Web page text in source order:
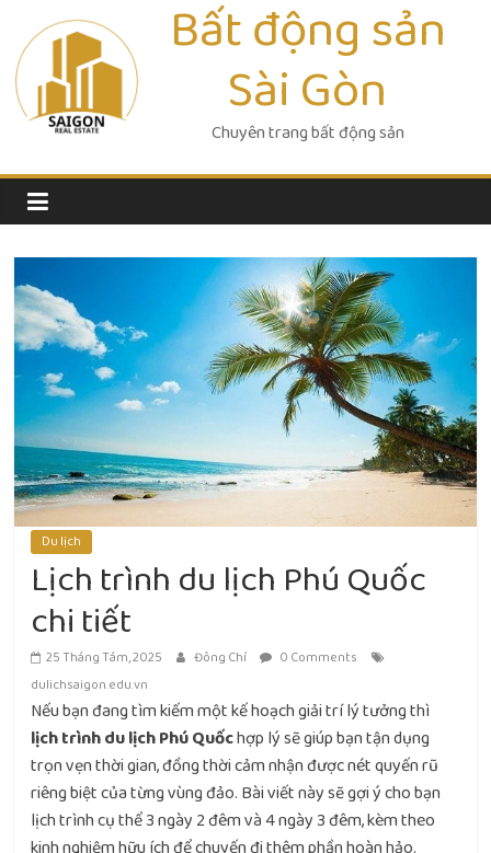
content
Bất động sản
Sài Gòn
Chuyên trang bất động sản
Du lịch
Lịch trình du lịch Phú Quốc
chi tiết
25 Tháng Tám, 2025 Đông Chí
0 Comments
dulichsaigon.edu.vn
Nếu bạn đang tìm kiếm một kế hoạch giải trí lý tưởng thì
lịch trình du lịch Phú Quốchợp lý sẽ giúp bạn tận dụng
trọn vẹn thời gian, đồng thời cảm nhận được nét quyến rũ
riêng biệt của từng vùng đảo. Bài viết này sẽ gợi ý cho bạn
lịch trình cụ thể 3 ngày 2 đêm và 4 ngày 3 đêm, kèm theo